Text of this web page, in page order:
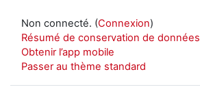
Non connecté. (Connexion)
Résumé de conservation de données
Obtenir l’app mobile
Passer au thème standard